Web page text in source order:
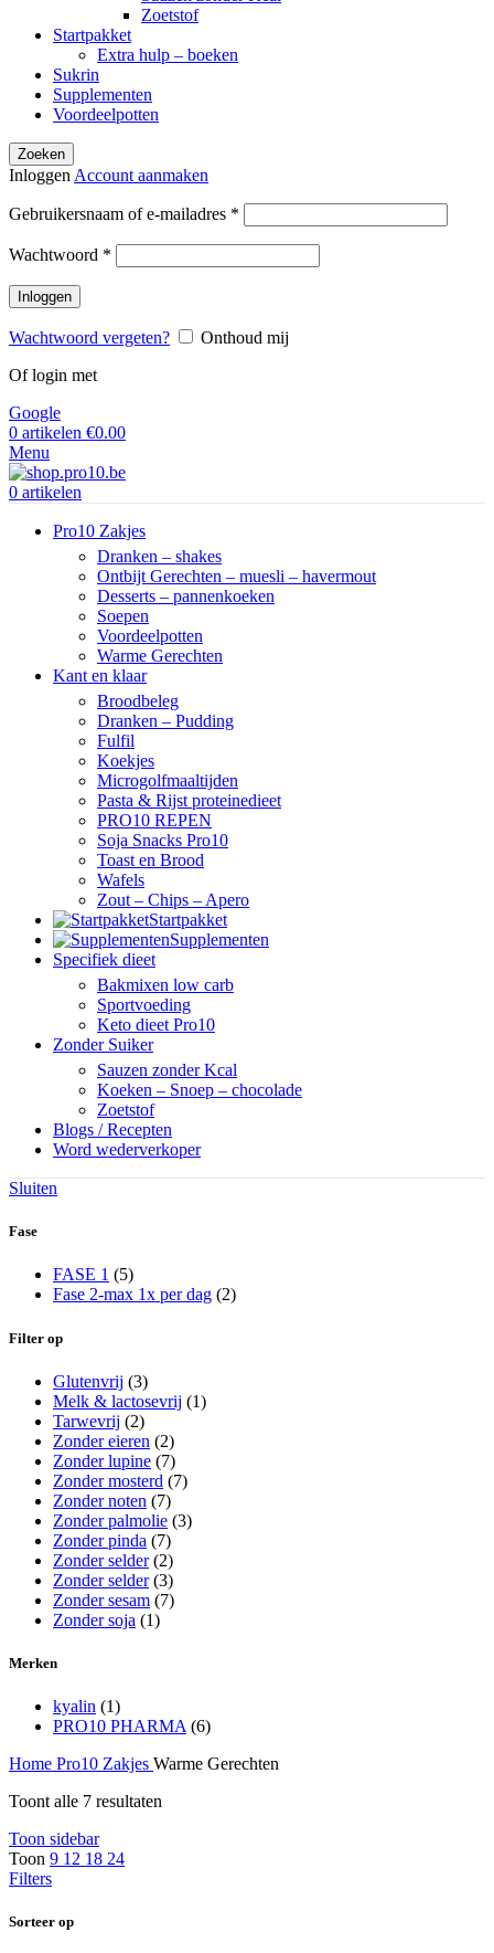
Zoetstof
Startpakket
Extra hulp – boeken
Sukrin
Supplementen
Voordeelpotten
Zoeken
Inloggen Account aanmaken
Gebruikersnaam of e-mailadres *
Wachtwoord *
Inloggen
Wachtwoord vergeten?
Onthoud mij
Of login met
Google
0 artikelen €0.00
Menu
0 artikelen
Pro10 Zakjes
Dranken – shakes
Ontbijt Gerechten – muesli – havermout
Desserts – pannenkoeken
Soepen
Voordeelpotten
Warme Gerechten
Kant en klaar
Broodbeleg
Dranken – Pudding
Fulfil
Koekjes
Microgolfmaaltijden
Pasta & Rijst proteinedieet
PRO10 REPEN
Soja Snacks Pro10
Toast en Brood
Wafels
Zout – Chips – Apero
Startpakket
Supplementen
Specifiek dieet
Bakmixen low carb
Sportvoeding
Keto dieet Pro10
Zonder Suiker
Sauzen zonder Kcal
Koeken – Snoep – chocolade
Zoetstof
Blogs / Recepten
Word wederverkoper
Sluiten
Fase
FASE 1 (5)
Fase 2-max 1x per dag (2)
Filter op
Glutenvrij (3)
Melk & lactosevrij (1)
Tarwevrij (2)
Zonder eieren (2)
Zonder lupine (7)
Zonder mosterd (7)
Zonder noten (7)
Zonder palmolie (3)
Zonder pinda (7)
Zonder selder (2)
Zonder selder (3)
Zonder sesam (7)
Zonder soja (1)
Merken
kyalin (1)
PRO10 PHARMA (6)
Home Pro10 Zakjes Warme Gerechten
Toont alle 7 resultaten
Toon sidebar
Toon 9 12 18 24
Filters
Sorteer op